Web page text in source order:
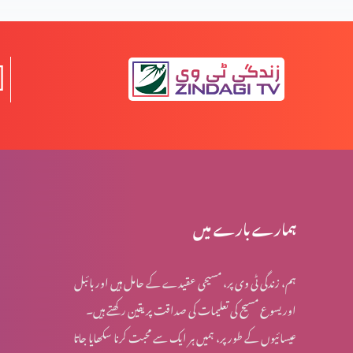
قیامت المسیح کی مخالفت میں نظریات (حصہ 2)
قیامت المسیح کی مخالفت میں نظریات (حصہ 1)
مخالفِ مسیح کے ظہور کی علامات (حصہ 3)
مخالفِ مسیح کے ظہور کی علامات (حصہ 2)
ہمارے بارے میں
ہم، زندگی ٹی وی پر، مسیحی عقیدے کے حامل ہیں اور بائبل
اور یسوع مسیح کی تعلیمات کی صداقت پر یقین رکھتے ہیں۔
عیسائیوں کے طور پر، ہمیں ہر ایک سے محبت کرنا سکھایا جاتا